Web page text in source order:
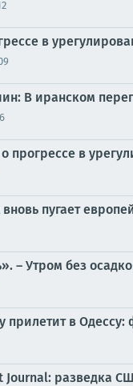
в
В иранском
прогрессе в
пугает
– Утром без
прилетит в
Journal: разведка